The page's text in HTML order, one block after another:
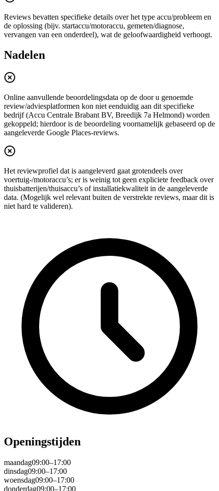
Reviews bevatten specifieke details over het type accu/probleem en
de oplossing (bijv. startaccu/motoraccu, gemeten/diagnose,
vervangen van een onderdeel), wat de geloofwaardigheid verhoogt.
Nadelen
Online aanvullende beoordelingsdata op de door u genoemde
review/adviesplatformen kon niet eenduidig aan dit specifieke
bedrijf (Accu Centrale Brabant BV, Breedijk 7a Helmond) worden
gekoppeld; hierdoor is de beoordeling voornamelijk gebaseerd op de
aangeleverde Google Places-reviews.
Het reviewprofiel dat is aangeleverd gaat grotendeels over
voertuig-/motoraccu’s; er is weinig tot geen expliciete feedback over
thuisbatterijen/thuisaccu’s of installatiekwaliteit in de aangeleverde
data. (Mogelijk wel relevant buiten de verstrekte reviews, maar dit is
niet hard te valideren).
Openingstijden
maandag09:00–17:00
dinsdag09:00–17:00
woensdag09:00–17:00
donderdag09:00–17:00